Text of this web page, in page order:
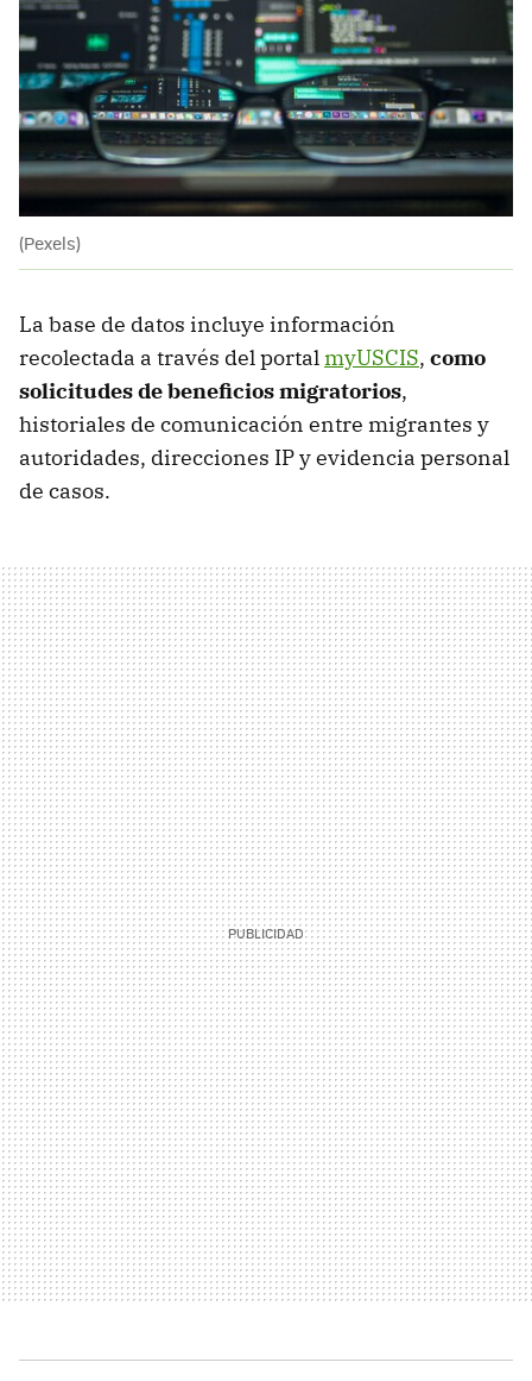
(Pexels)
La base de datos incluye información
recolectada a través del portalmyUSCIS, como
solicitudes de beneficios migratorios,
historiales de comunicación entre migrantes y
autoridades, direcciones IP y evidencia personal
de casos.